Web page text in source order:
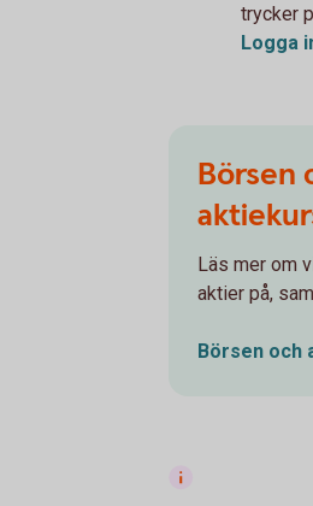
trycker
Logga
Börsen
Läs mer om
aktier på,
Börsen och